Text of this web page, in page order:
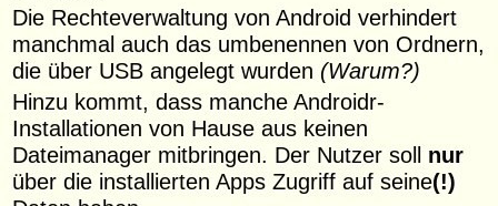
Die Rechteverwaltung von Android verhindert
manchmal auch das umbenennen von Ordnern,
die über USB angelegt wurden (Warum?)
Hinzu kommt, dass manche Androidr-
Installationen von Hause aus keinen
Dateimanager mitbringen. Der Nutzer soll nur
über die installierten Apps Zugriff auf seine(!)